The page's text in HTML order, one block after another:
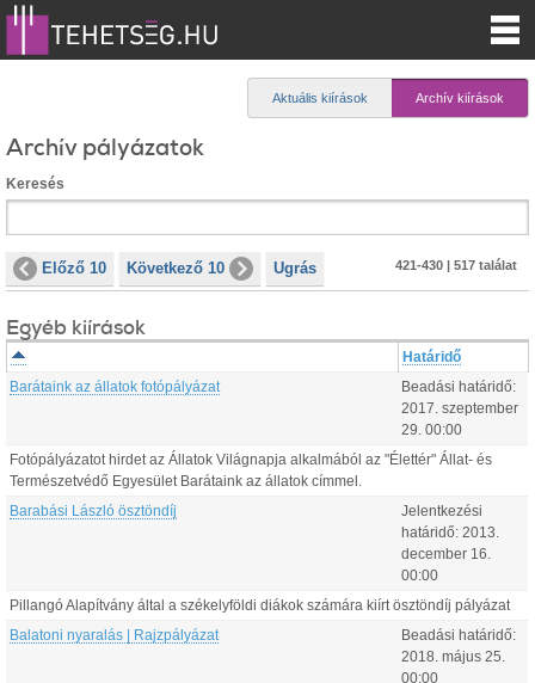
Aktuális kiírások Archív kiírások
Archív pályázatok
Keresés
Előző 10 Következő 10 Ugrás 421-430 | 517 találat
Egyéb kiírások
Határidő
Barátaink az állatok fotópályázat
Beadási határidő:
2017. szeptember
29 00:00
Fotópályázatot hirdet az Állatok Világnapja alkalmából az "Élettér" Állat- és
Természetvédő Egyesület Barátaink az állatok címmel.
Barabási László ösztöndíj
Jelentkezési
határidő: 2013.
december 16
00:00
Pillangó Alapítvány által a székelyföldi diákok számára kiírt ösztöndíj pályázat
Balatoni nyaralás | Rajzpályázat
Beadási határidő:
2018. május 25
00:00